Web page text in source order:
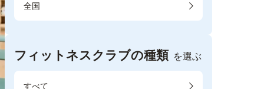
全国
フィットネスクラブの種類 を選ぶ
すべて